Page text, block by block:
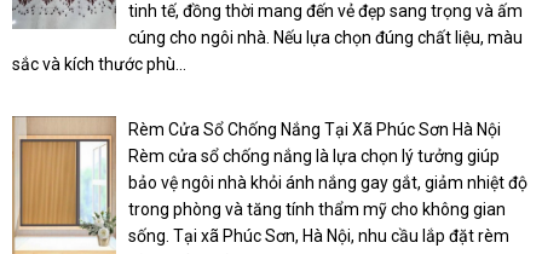
tinh tế, đồng thời mang đến vẻ đẹp sang trọng và ấm
cúng cho ngôi nhà. Nếu lựa chọn đúng chất liệu, màu
sắc và kích thước phù...
Rèm Cửa Sổ Chống Nắng Tại Xã Phúc Sơn Hà Nội
Rèm cửa sổ chống nắng là lựa chọn lý tưởng giúp
bảo vệ ngôi nhà khỏi ánh nắng gay gắt, giảm nhiệt độ
trong phòng và tăng tính thẩm mỹ cho không gian
sống. Tại xã Phúc Sơn, Hà Nội, nhu cầu lắp đặt rèm